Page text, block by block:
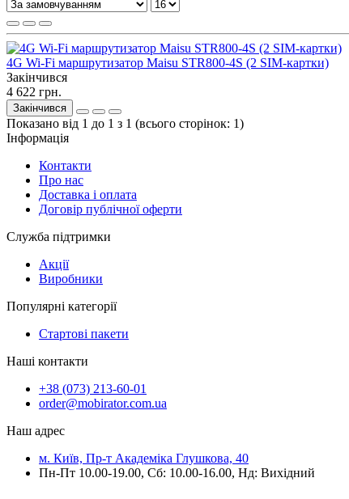
4G Wi-Fi маршрутизатор Maisu STR800-4S (2 SIM-картки)
Закінчився
4 622 грн.
Закінчився
Показано від 1 до 1 з 1 (всього сторінок: 1)
Інформація
Контакти
Про нас
Доставка і оплата
Договір публічної оферти
Служба підтримки
Акції
Виробники
Популярні категорії
Стартові пакети
Наші контакти
+38 (073) 213-60-01
order@mobirator.com.ua
Наш адрес
м. Київ, Пр-т Академіка Глушкова, 40
Пн-Пт 10.00-19.00, Cб: 10.00-16.00, Нд: Вихідний